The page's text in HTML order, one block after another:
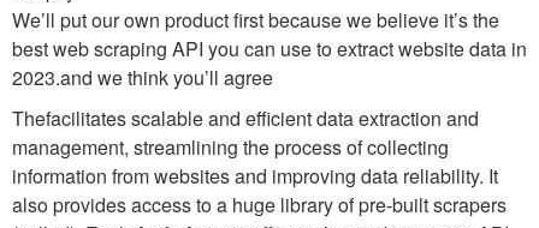
We’ll put our own product first because we believe it’s the
best web scraping API you can use to extract website data in
2023.and we think you’ll agree
Thefacilitates scalable and efficient data extraction and
management, streamlining the process of collecting
information from websites and improving data reliability. It
also provides access to a huge library of pre-built scrapers